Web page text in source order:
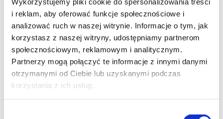
i reklam, aby oferować funkcje społecznościowe i
analizować ruch w naszej witrynie. Informacje o tym, jak
korzystasz z naszej witryny, udostępniamy partnerom
społecznościowym, reklamowym i analitycznym.
Partnerzy mogą połączyć te informacje z innymi danymi
otrzymanymi od Ciebie lub uzyskanymi podczas
korzystania z ich usług.
sadzonym?
Ze szparagów odłamujemy zdrewniałe
końcówki, cały pęczek owijamy nicią
kuchenną i wstawiamy na dosłownie 1-2
minutki do wysokiego, ale wąskiego garnka
wypełnionego lekko gotującą się wodą